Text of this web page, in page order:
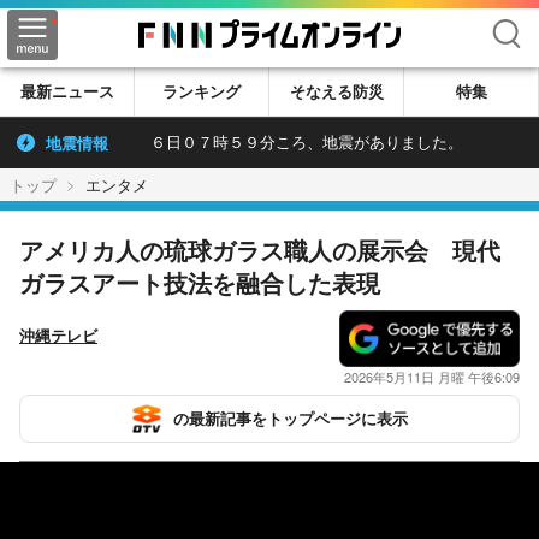
検索
最新ニュース ランキング そなえる防災 特集
地震情報 ６日０７時５９分ころ、地震がありました。
トップ エンタメ
アメリカ人の琉球ガラス職人の展示会 現代
ガラスアート技法を融合した表現
沖縄テレビ
2026年5月11日 月曜 午後6:09
の最新記事をトップページに表示